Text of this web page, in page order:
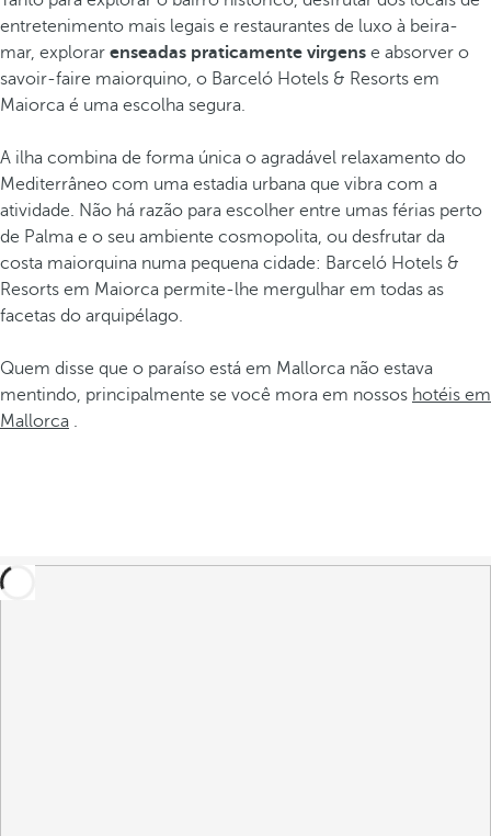
entretenimento mais legais e restaurantes de luxo à beira-
mar, explorar enseadas praticamente virgens e absorver o
savoir-faire maiorquino, o Barceló Hotels & Resorts em
Maiorca é uma escolha segura.
A ilha combina de forma única o agradável relaxamento do
Mediterrâneo com uma estadia urbana que vibra com a
atividade. Não há razão para escolher entre umas férias perto
de Palma e o seu ambiente cosmopolita, ou desfrutar da
costa maiorquina numa pequena cidade: Barceló Hotels &
Resorts em Maiorca permite-lhe mergulhar em todas as
facetas do arquipélago.
Quem disse que o paraíso está em Mallorca não estava
mentindo, principalmente se você mora em nossos hotéis em
Mallorca .